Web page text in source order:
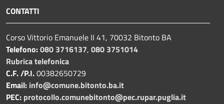
CONTATTI
Corso Vittorio Emanuele II 41, 70032 Bitonto BA
Telefono:080 3716137, 080 3751014
Rubrica telefonica
C.F. /P.I.00382650729
Email: info@comune.bitonto.ba.it
PEC: protocollo.comunebitonto@pec.rupar.puglia.it